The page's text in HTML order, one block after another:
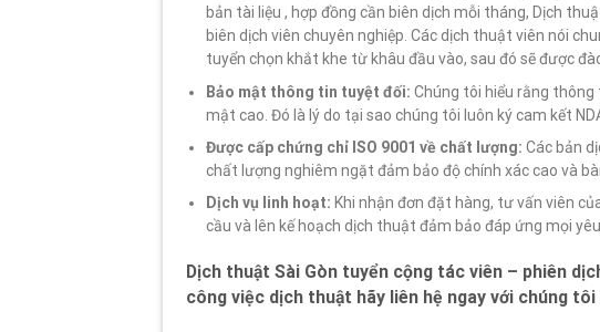
bản tài liệu , hợp đồng cần biên dịch mỗi tháng, Dịch
biên dịch viên chuyên nghiệp. Các dịch thuật viên nói
tuyển chọn khắt khe từ khâu đầu vào, sau đó sẽ được
Bảo mật thông tin tuyệt đối: Chúng tôi hiểu rằng
mật cao. Đó là lý do tại sao chúng tôi luôn ký cam kết
Được cấp chứng chỉ ISO 9001 về chất lượng: Các bản
chất lượng nghiêm ngặt đảm bảo độ chính xác cao và
Dịch vụ linh hoạt: Khi nhận đơn đặt hàng, tư vấn viên
cầu và lên kế hoạch dịch thuật đảm bảo đáp ứng mọi
Dịch thuật Sài Gòn tuyển cộng tác viên – phiên
công việc dịch thuật hãy liên hệ ngay với chúng